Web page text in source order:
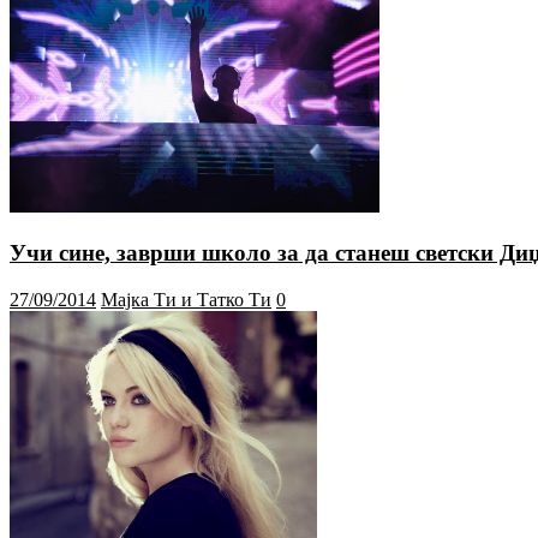
Учи сине, заврши школо за да станеш светски
27/09/2014 Мајка Ти и Татко Ти 0